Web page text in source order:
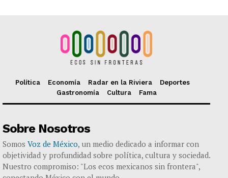
Política Economía Radar en la Riviera
Deportes
Gastronomía
Cultura Fama
Sobre Nosotros
Somos Voz de México, un medio dedicado a informar con
objetividad y profundidad sobre política, cultura y sociedad.
Nuestro compromiso: "Los ecos mexicanos sin frontera",